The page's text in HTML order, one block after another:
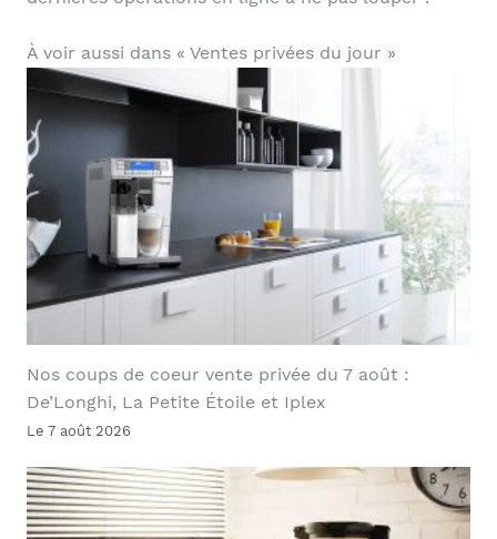
À voir aussi dans « Ventes privées du jour »
Nos coups de coeur vente privée du 7 août :
De’Longhi, La Petite Étoile et Iplex
Le 7 août 2026